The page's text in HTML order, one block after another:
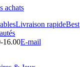
achats
Livraison rapideBest
16.00E-mail